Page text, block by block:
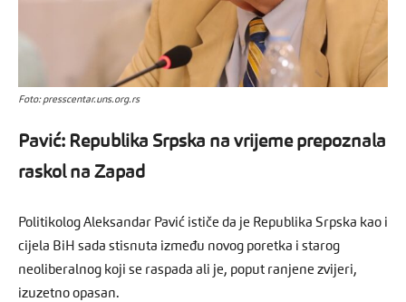
Foto: presscentar.uns.org.rs
Pavić: Republika Srpska na vrijeme prepoznala
raskol na Zapad
Politikolog Aleksandar Pavić ističe da je Republika Srpska kao i
cijela BiH sada stisnuta između novog poretka i starog
neoliberalnog koji se raspada ali je, poput ranjene zvijeri,
izuzetno opasan.